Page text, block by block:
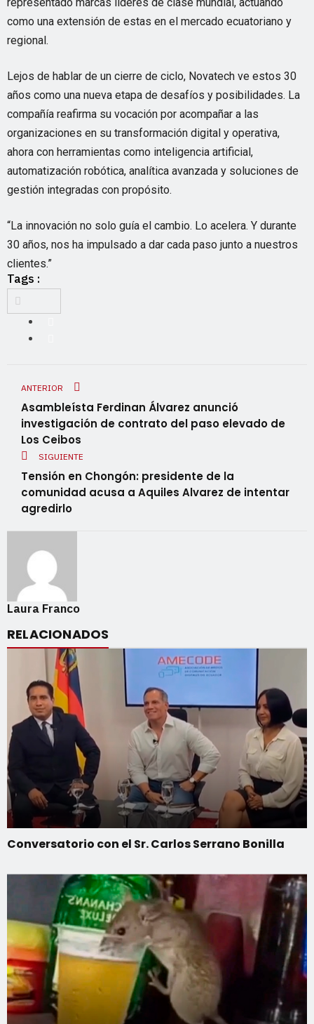
como una extensión de estas en el mercado ecuatoriano y
regional.
Lejos de hablar de un cierre de ciclo, Novatech ve estos 30
años como una nueva etapa de desafíos y posibilidades. La
compañía reafirma su vocación por acompañar a las
organizaciones en su transformación digital y operativa,
ahora con herramientas como inteligencia artificial,
automatización robótica, analítica avanzada y soluciones de
gestión integradas con propósito.
“La innovación no solo guía el cambio. Lo acelera. Y durante
30 años, nos ha impulsado a dar cada paso junto a nuestros
clientes.”
Tags :
ANTERIOR
Asambleísta Ferdinan Álvarez anunció
investigación de contrato del paso elevado de
Los Ceibos
SIGUIENTE
Tensión en Chongón: presidente de la
comunidad acusa a Aquiles Alvarez de intentar
agredirlo
Laura Franco
RELACIONADOS
Conversatorio con el Sr. Carlos Serrano Bonilla